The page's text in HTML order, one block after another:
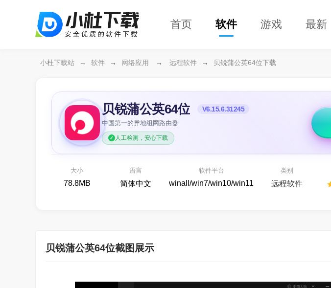
首页 软件 游戏 最新
小杜下载站 → 软件 → 网络应用 → 远程软件 → 贝锐蒲公英64位下载
贝锐蒲公英64位 V6.15.6.31245
中国第一的异地组网路由器
人工检测，安心下载
大小
78.8MB
语言
简体中文
软件平台
winall/win7/win10/win11
类别
远程软件
万兴恢复专家64位
备份还原
贝锐蒲公英64位截图展示